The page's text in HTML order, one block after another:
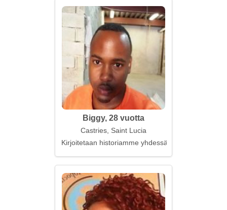
Biggy, 28 vuotta
Castries, Saint Lucia
Kirjoitetaan historiamme yhdessä